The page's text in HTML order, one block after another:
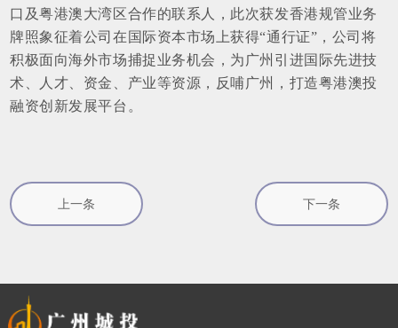
口及粤港澳大湾区合作的联系人，此次获发香港规管业务
牌照象征着公司在国际资本市场上获得“通行证”，公司将
积极面向海外市场捕捉业务机会，为广州引进国际先进技
术、人才、资金、产业等资源，反哺广州，打造粤港澳投
融资创新发展平台。
上一条 下一条